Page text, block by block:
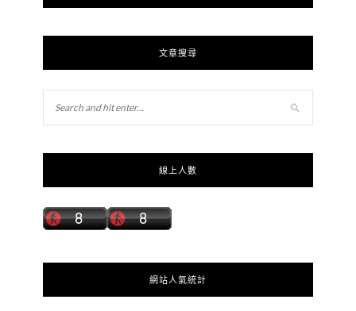
文章搜尋
線上人數
網站人氣統計